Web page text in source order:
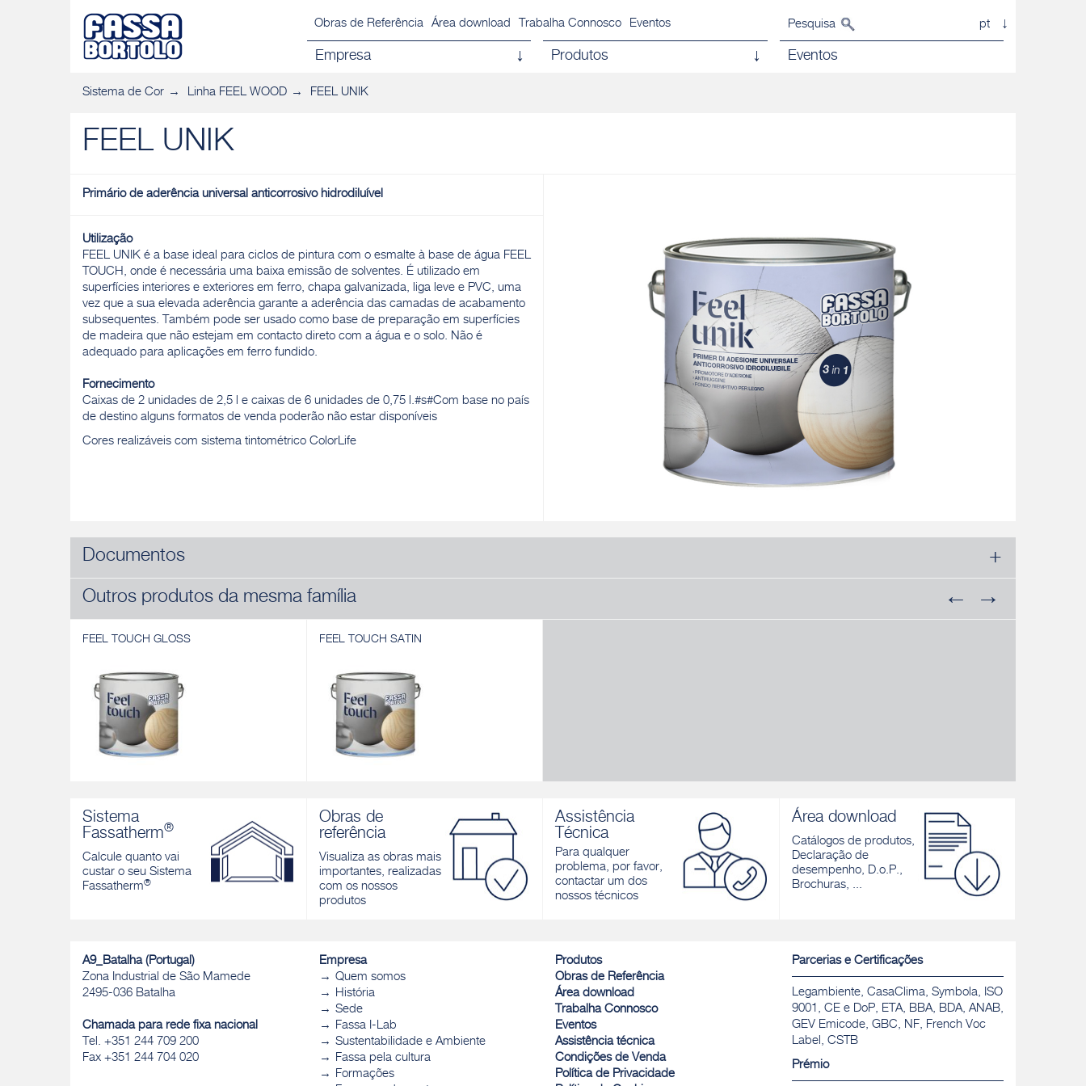
Obras de Referência Área download Trabalha Connosco Eventos Pesquisa pt
Empresa Produtos Eventos
Sistema de Cor Linha FEEL WOOD FEEL UNIK
FEEL UNIK
Primário de aderência universal anticorrosivo hidrodiluível
Utilização
FEEL UNIK é a base ideal para ciclos de pintura com o esmalte à base de água FEEL
TOUCH, onde é necessária uma baixa emissão de solventes. É utilizado em
superfícies interiores e exteriores em ferro, chapa galvanizada, liga leve e PVC, uma
vez que a sua elevada aderência garante a aderência das camadas de acabamento
subsequentes. Também pode ser usado como base de preparação em superfícies
de madeira que não estejam em contacto direto com a água e o solo. Não é
adequado para aplicações em ferro fundido.
Fornecimento
Caixas de 2 unidades de 2,5 l e caixas de 6 unidades de 0,75 l.#s#Com base no país
de destino alguns formatos de venda poderão não estar disponíveis
Cores realizáveis com sistema tintométrico ColorLife
Documentos
Outros produtos da mesma família
FEEL TOUCH GLOSS
Esmalte acrílico hidrodiluível brilhante
Descobrir
FEEL TOUCH SATIN
Esmalte acrílico hidrodiluível acetinado
Descobrir
Sistema
Fassatherm®
Calcule quanto vai
custar o seu Sistema
Fassatherm®
Obras de
referência
Visualiza as obras mais
importantes, realizadas
com os nossos
produtos
Assistência
Técnica
Para qualquer
problema, por favor,
contactar um dos
nossos técnicos
Área download
Catálogos de produtos,
Declaração de
desempenho, D.o.P.,
Brochuras, ...
A9_Batalha (Portugal)
Zona Industrial de São Mamede
2495-036 Batalha
Chamada para rede fixa nacional
Tel. +351 244 709 200
Fax +351 244 704 020
Empresa
Quem somos
História
Sede
Fassa I-Lab
Sustentabilidade e Ambiente
Fassa pela cultura
Formações
Produtos
Obras de Referência
Área download
Trabalha Connosco
Eventos
Assistência técnica
Condições de Venda
Política de Privacidade
Parcerias e Certificações
Legambiente, CasaClima, Symbola, ISO
9001, CE e DoP, ETA, BBA, BDA, ANAB,
GEV Emicode, GBC, NF, French Voc
Label, CSTB
Prémio